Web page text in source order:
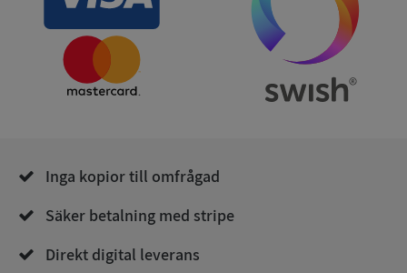
Inga kopior till omfrågad
Säker betalning med stripe
Direkt digital leverans
Namn
Leverantör
Domän
__RequestVerificationToken
Corporation
de.syna.se